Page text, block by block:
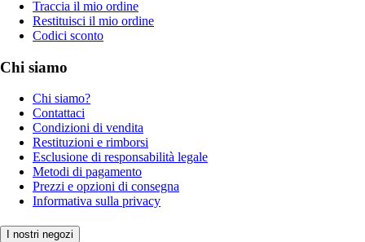
Traccia il mio ordine
Restituisci il mio ordine
Codici sconto
Chi siamo
Chi siamo?
Contattaci
Condizioni di vendita
Restituzioni e rimborsi
Esclusione di responsabilità legale
Metodi di pagamento
Prezzi e opzioni di consegna
Informativa sulla privacy
I nostri negozi